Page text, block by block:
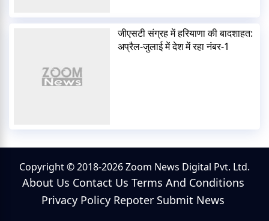
जीएसटी संग्रह में हरियाणा की बादशाहत:
अप्रैल-जुलाई में देश में रहा नंबर-1
Copyright © 2018-2026 Zoom News Digital Pvt. Ltd.
About Us Contact Us Terms And Conditions
Privacy Policy Repoter Submit News